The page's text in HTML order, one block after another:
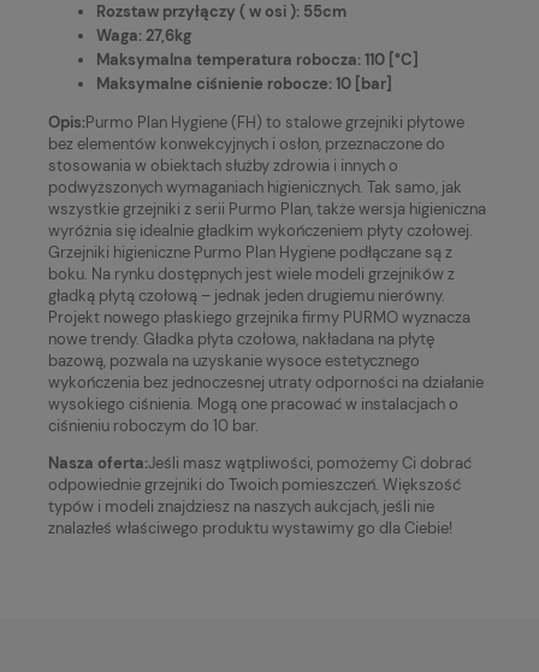
Rozstaw przyłączy ( w osi ): 55cm
Waga: 27,6kg
Maksymalna temperatura robocza: 110 [°C]
Maksymalne ciśnienie robocze: 10 [bar]
Opis:Purmo Plan Hygiene (FH) to stalowe grzejniki płytowe
bez elementów konwekcyjnych i osłon, przeznaczone do
stosowania w obiektach służby zdrowia i innych o
podwyższonych wymaganiach higienicznych. Tak samo, jak
wszystkie grzejniki z serii Purmo Plan, także wersja higieniczna
wyróżnia się idealnie gładkim wykończeniem płyty czołowej.
Grzejniki higieniczne Purmo Plan Hygiene podłączane są z
boku. Na rynku dostępnych jest wiele modeli grzejników z
gładką płytą czołową – jednak jeden drugiemu nierówny.
Projekt nowego płaskiego grzejnika firmy PURMO wyznacza
nowe trendy. Gładka płyta czołowa, nakładana na płytę
bazową, pozwala na uzyskanie wysoce estetycznego
wykończenia bez jednoczesnej utraty odporności na działanie
wysokiego ciśnienia. Mogą one pracować w instalacjach o
ciśnieniu roboczym do 10 bar.
Nasza oferta:Jeśli masz wątpliwości, pomożemy Ci dobrać
odpowiednie grzejniki do Twoich pomieszczeń. Większość
typów i modeli znajdziesz na naszych aukcjach, jeśli nie
znalazłeś właściwego produktu wystawimy go dla Ciebie!